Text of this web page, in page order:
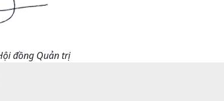
đồng Quản trị